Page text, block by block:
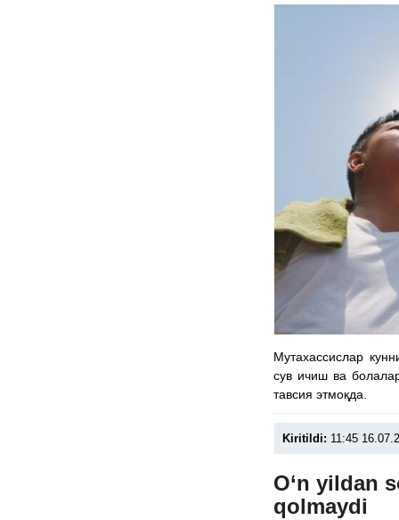
Мутахассислар
сув ичиш ва
тавсия этмоқда.
Kiritildi: 11:45
O‘n yildan
qolmaydi